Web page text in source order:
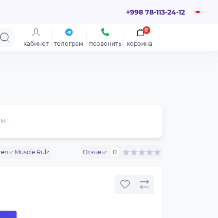
+998 78-113-24-12
кабинет телеграм позвонить корзина
0
Muscle Rulz Отзывы: 0